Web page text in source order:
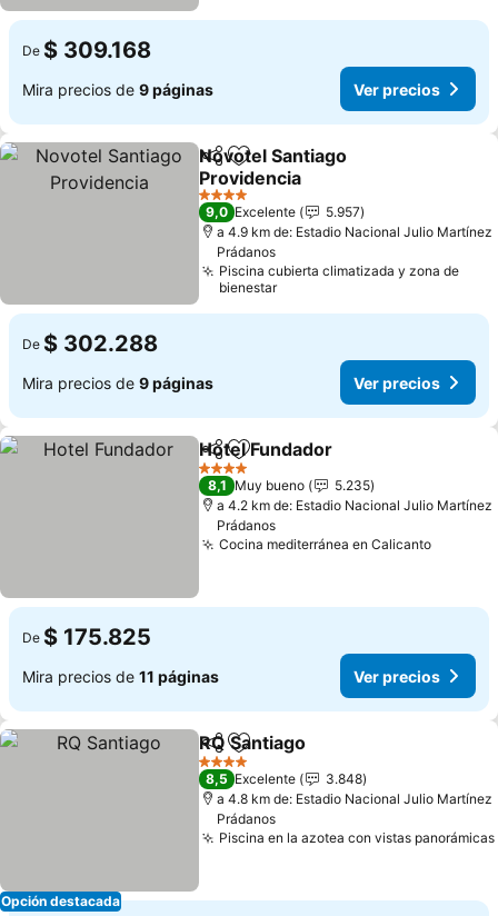
De $ 309.168
Mira precios de 9 páginas Ver precios
CompartirAgregar a favoritos
Novotel Santiago
Providencia
Ver precios
4 Estrellas
9,0 Excelente
5.957
a 4.9 km de: Estadio Nacional Julio Martínez
Prádanos
Piscina cubierta climatizada y zona de
bienestar
De $ 302.288
Mira precios de 9 páginas Ver precios
CompartirAgregar a favoritos
Hotel Fundador
4 Estrellas
8,1 Muy bueno
5.235
a 4.2 km de: Estadio Nacional Julio Martínez
Prádanos
Cocina mediterránea en CalicantoVer
De $ 175.825
Mira precios de 11 páginas Ver precios
Opción destacada
CompartirAgregar a favoritos
RQ Santiago
4 Estrellas
8,5 Excelente
3.848
a 4.8 km de: Estadio Nacional Julio Martínez
Prádanos
Piscina en la azotea con vistas panorámicas